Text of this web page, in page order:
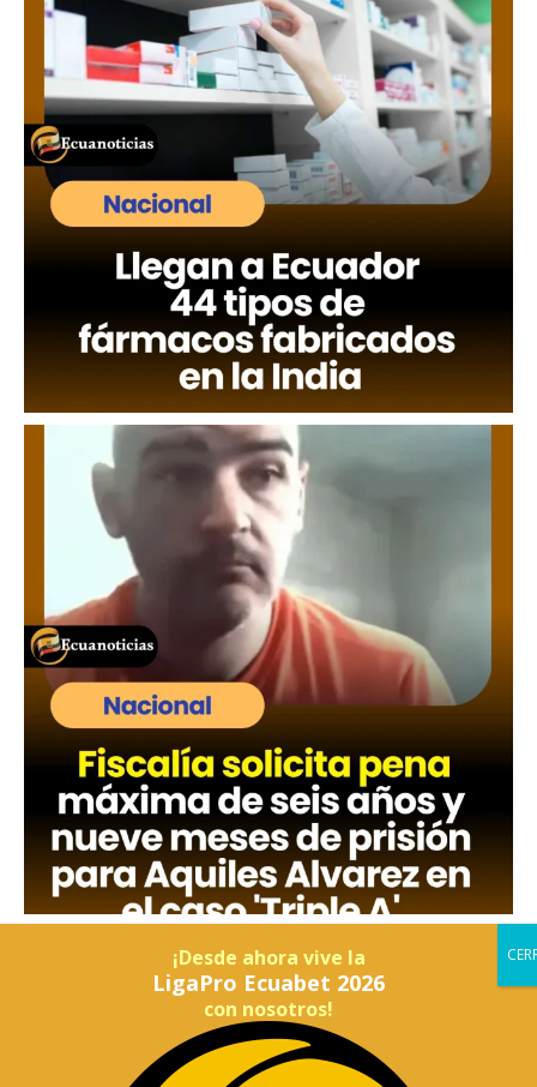
¡Desde ahora vive la
LigaPro Ecuabet 2026
con nosotros!